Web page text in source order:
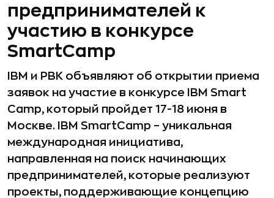
предпринимателей к
участию в конкурсе
SmartCamp
IBM и РВК объявляют об открытии приема
заявок на участие в конкурсе IBM Smart
Camp, который пройдет 17-18 июня в
Москве. IBM SmartCamp – уникальная
международная инициатива,
направленная на поиск начинающих
предпринимателей, которые реализуют
проекты, поддерживающие концепцию